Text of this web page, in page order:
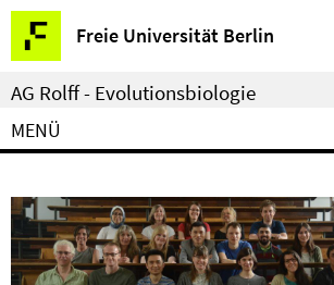
Springe
direkt
zu
Inhalt
Freie Universität Berlin
Service-
Navigation
AG Rolff - Evolutionsbiologie
MENÜ